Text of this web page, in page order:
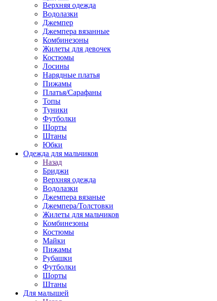
Верхняя одежда
Водолазки
Джемпер
Джемпера вязанные
Комбинезоны
Жилеты для девочек
Костюмы
Лосины
Нарядные платья
Пижамы
Платья/Сарафаны
Топы
Туники
Футболки
Шорты
Штаны
Юбки
Одежда для мальчиков
Назад
Бриджи
Верхняя одежда
Водолазки
Джемпера вязаные
Джемпера/Толстовки
Жилеты для мальчиков
Комбинезоны
Костюмы
Майки
Пижамы
Рубашки
Футболки
Шорты
Штаны
Для малышей